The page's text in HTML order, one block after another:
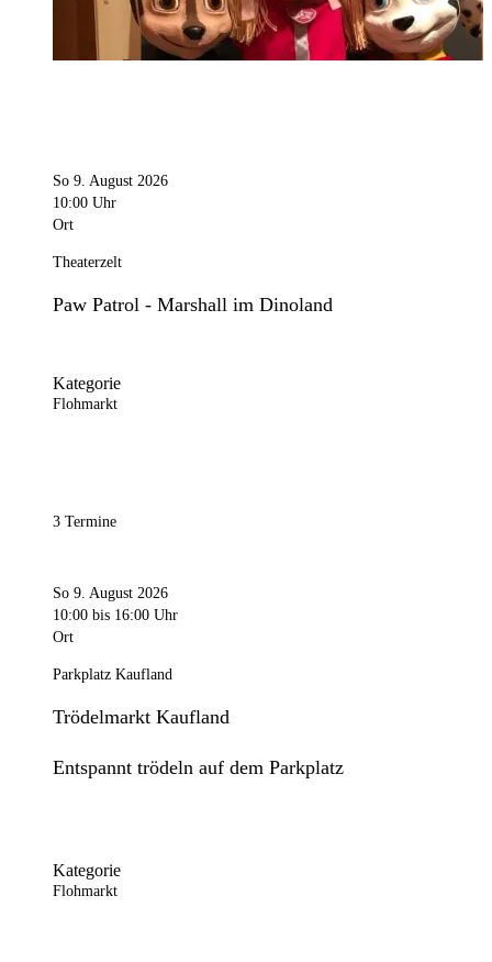
So 9. August 2026
10:00 Uhr
Ort
Theaterzelt
Paw Patrol - Marshall im Dinoland
Kategorie
Flohmarkt
3 Termine
So 9. August 2026
10:00 bis 16:00 Uhr
Ort
Parkplatz Kaufland
Trödelmarkt Kaufland
Entspannt trödeln auf dem Parkplatz
Kategorie
Flohmarkt